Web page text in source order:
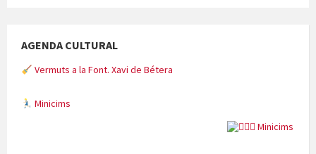
AGENDA CULTURAL
Vermuts a la Font. Xavi de Bétera
Minicims